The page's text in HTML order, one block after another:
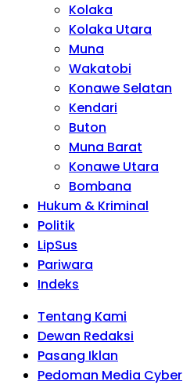
Kolaka
Kolaka Utara
Muna
Wakatobi
Konawe Selatan
Kendari
Buton
Muna Barat
Konawe Utara
Bombana
Hukum & Kriminal
Politik
LipSus
Pariwara
Indeks
Tentang Kami
Dewan Redaksi
Pasang Iklan
Pedoman Media Cyber